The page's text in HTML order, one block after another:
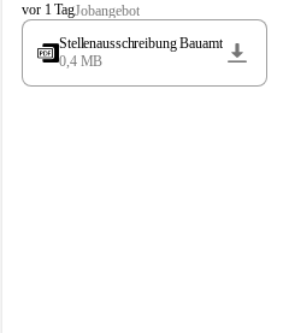
S
t
s
vor 1 TagJobangebot
Stellenausschreibung Bauamt
0,4 MB